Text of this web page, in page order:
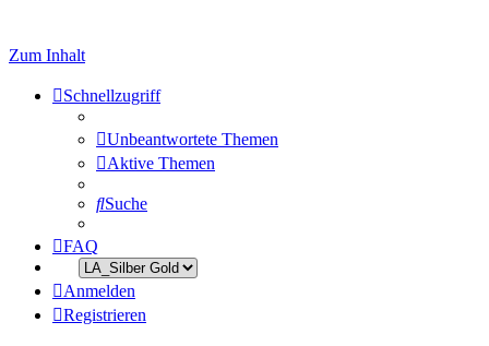
Zum Inhalt
Schnellzugriff
Unbeantwortete Themen
Aktive Themen
Suche
FAQ
Anmelden
Registrieren